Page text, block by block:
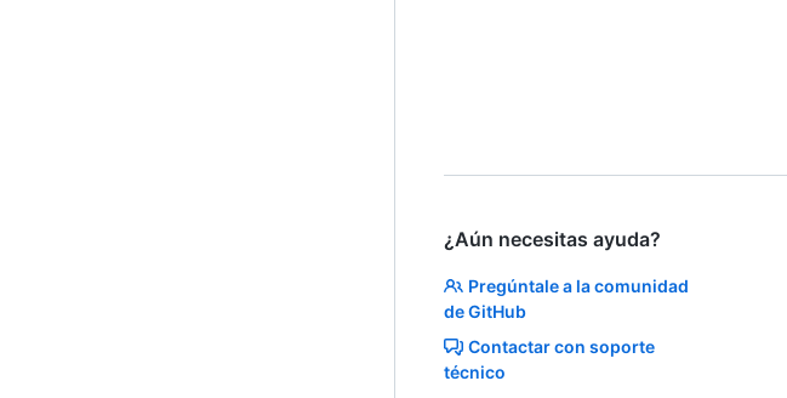
¿Aún necesitas ayuda?
Pregúntale a la comunidad
de GitHub
Contactar con soporte
técnico